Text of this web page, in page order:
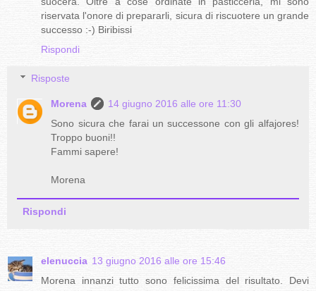
riservata l'onore di prepararli, sicura di riscuotere un grande
successo :-) Biribissi
Rispondi
Risposte
Morena
14 giugno 2016 alle ore 11:30
Sono sicura che farai un successone con gli alfajores!
Troppo buoni!!
Fammi sapere!
Morena
Rispondi
elenuccia 13 giugno 2016 alle ore 15:46
Morena innanzi tutto sono felicissima del risultato. Devi